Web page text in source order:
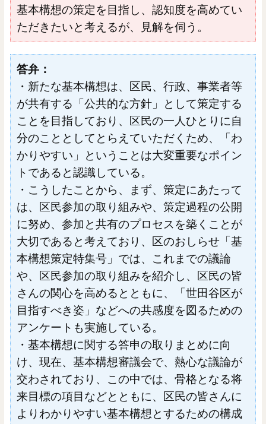
基本構想の策定を目指し、認知度を高めてい
ただきたいと考えるが、見解を伺う。
答弁：
・新たな基本構想は、区民、行政、事業者等
が共有する「公共的な方針」として策定する
ことを目指しており、区民の一人ひとりに自
分のこととしてとらえていただくため、「わ
かりやすい」ということは大変重要なポイン
トであると認識している。
・こうしたことから、まず、策定にあたって
は、区民参加の取り組みや、策定過程の公開
に努め、参加と共有のプロセスを築くことが
大切であると考えており、区のおしらせ「基
本構想策定特集号」では、これまでの議論
や、区民参加の取り組みを紹介し、区民の皆
さんの関心を高めるとともに、「世田谷区が
目指すべき姿」などへの共感度を図るための
アンケートも実施している。
・基本構想に関する答申の取りまとめに向
け、現在、基本構想審議会で、熱心な議論が
交わされており、この中では、骨格となる将
来目標の項目などとともに、区民の皆さんに
よりわかりやすい基本構想とするための構成